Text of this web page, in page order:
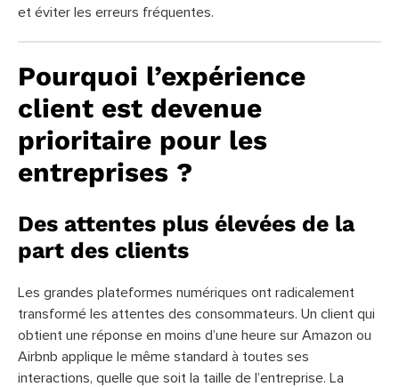
et éviter les erreurs fréquentes.
Pourquoi l’expérience
client est devenue
prioritaire pour les
entreprises ?
Des attentes plus élevées de la
part des clients
Les grandes plateformes numériques ont radicalement
transformé les attentes des consommateurs. Un client qui
obtient une réponse en moins d’une heure sur Amazon ou
Airbnb applique le même standard à toutes ses
interactions, quelle que soit la taille de l’entreprise. La